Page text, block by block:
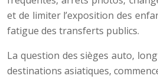
et de limiter l’exposition des
fatigue des transferts publics.
La question des sièges auto,
destinations asiatiques,